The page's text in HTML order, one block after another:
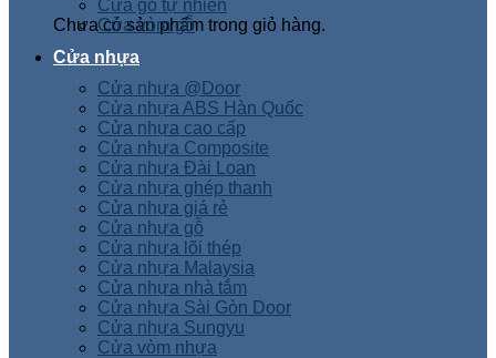
Chưa có sản phẩm trong giỏ hàng.
Cửa gỗ tự nhiên
Cửa vòm gỗ
Cửa nhựa
Cửa nhựa @Door
Cửa nhựa ABS Hàn Quốc
Cửa nhựa cao cấp
Cửa nhựa Composite
Cửa nhựa Đài Loan
Cửa nhựa ghép thanh
Cửa nhựa giá rẻ
Cửa nhựa gỗ
Cửa nhựa lõi thép
Cửa nhựa Malaysia
Cửa nhựa nhà tắm
Cửa nhựa Sài Gòn Door
Cửa nhựa Sungyu
Cửa vòm nhựa